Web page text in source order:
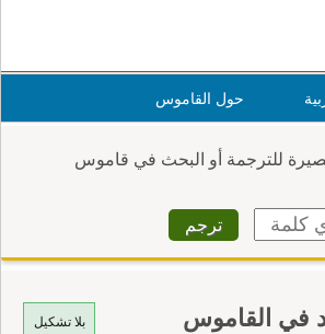
حول القاموس
للترجمة أو البحث في قاموس
بلا تشكيل في القاموس